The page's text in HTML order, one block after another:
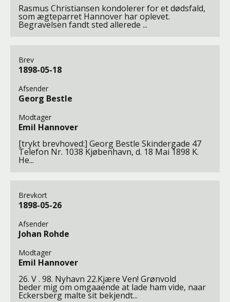
Rasmus Christiansen kondolerer for et dødsfald,
som ægteparret Hannover har oplevet.
Begravelsen fandt sted allerede ...
Brev
1898-05-18
Afsender
Georg Bestle
Modtager
Emil Hannover
[trykt brevhoved:] Georg Bestle Skindergade 47
Telefon Nr. 1038 Kjøbenhavn, d. 18 Mai 1898 K.
He...
Brevkort
1898-05-26
Afsender
Johan Rohde
Modtager
Emil Hannover
26. V . 98. Nyhavn 22.Kjære Ven! Grønvold
beder mig om omgaaende at lade ham vide, naar
Eckersberg malte sit bekjendt...